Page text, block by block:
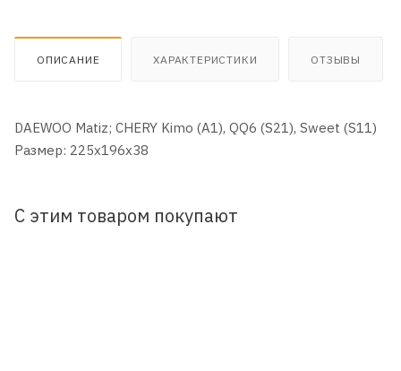
ОПИСАНИЕ ХАРАКТЕРИСТИКИ ОТЗЫВЫ
DAEWOO Matiz; CHERY Kimo (A1), QQ6 (S21), Sweet (S11)
Размер: 225x196x38
С этим товаром покупают